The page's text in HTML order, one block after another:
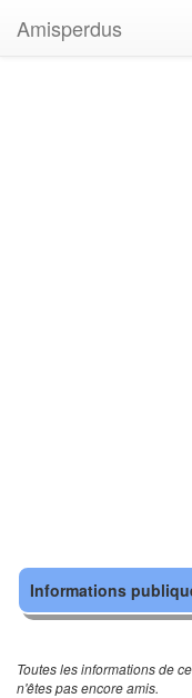
Amisperdus
Informations
Toutes les informations de
n'êtes pas encore amis.